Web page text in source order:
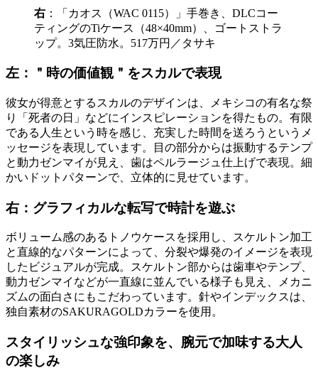
右 ：「カオス（WAC 0115）」手巻き、DLCコー
ティングのTiケース（48×40mm）、ゴートストラ
ップ。3気圧防水。517万円／タサキ
左：＂時の価値観＂をスカルで表現
彼女が得意とするスカルのデザインは、メキシコの有名な祭
り「死者の日」などにインスピレーションを得たもの。有限
である人生という時を感じ、充実した時間を送ろうというメ
ッセージを表現しています。目の部分からは振動するテンプ
と動力ゼンマイが見え、歯はペルラージュ仕上げで表現。細
かいドットパターンで、立体的に見せています。
右：グラフィカルな転写で時計を遊ぶ
ボリューム感のあるトノウケースを採用し、スケルトン加工
と直線的なパターンによって、分裂や爆発のイメージを表現
したビジュアルが完成。スケルトン部からは歯車やテンプ、
動力ゼンマイなどが一直線に並んでいる様子も見え、メカニ
ズムの面白さにもこだわっています。針やインデックスは、
独自素材のSAKURAGOLDカラーを使用。
スタイリッシュな強印象を、腕元で加味する大人
の楽しみ